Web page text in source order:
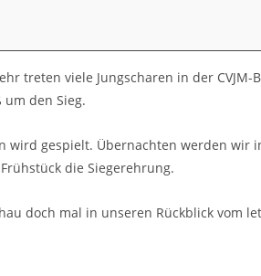
treten viele Jungscharen in der CVJM-
den Sieg.
wird gespielt. Übernachten werden wir
die Siegerehrung.
doch mal in unseren Rückblick vom